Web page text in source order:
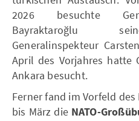
2026 besuchte
Bayraktaroğlu
Generalinspekteur
April des Vorjahres hatte
Ankara besucht.
Ferner fand im Vorfeld
bis März die NATO-